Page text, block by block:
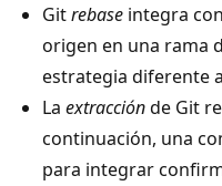
Gitrebase integra
origen en una rama
estrategia diferente
La extracciónde Git
continuación, una
para integrar